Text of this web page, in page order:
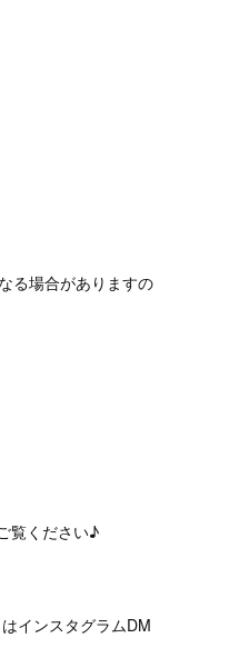
る場合がありますの
覧ください♪
インスタグラムDM